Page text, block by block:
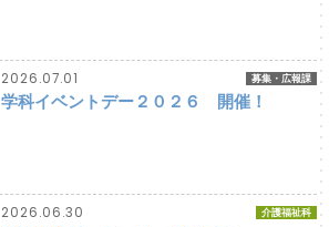
2026.07.01 募集・広報課
学科イベントデー２０２６ 開催！
2026.06.30 介護福祉科